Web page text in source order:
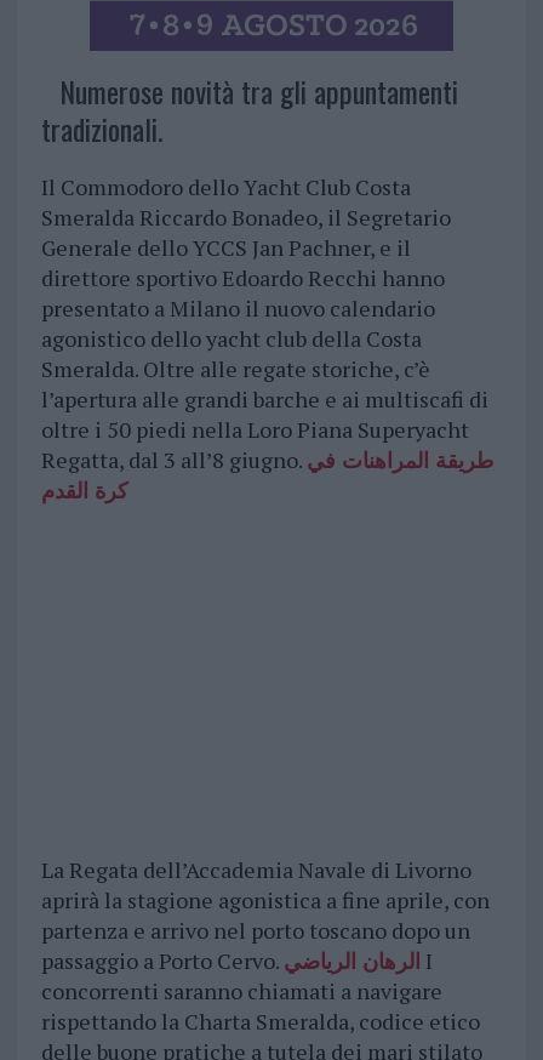
Numerose novità tra gli appuntamenti
tradizionali.
Il Commodoro dello Yacht Club Costa
Smeralda Riccardo Bonadeo, il Segretario
Generale dello YCCS Jan Pachner, e il
direttore sportivo Edoardo Recchi hanno
presentato a Milano il nuovo calendario
agonistico dello yacht club della Costa
Smeralda. Oltre alle regate storiche, c’è
l’apertura alle grandi barche e ai multiscafi di
oltre i 50 piedi nella Loro Piana Superyacht
Regatta, dal 3 all’8 giugno. طريقة المراهنات في
كرة القدم
La Regata dell’Accademia Navale di Livorno
aprirà la stagione agonistica a fine aprile, con
partenza e arrivo nel porto toscano dopo un
passaggio a Porto Cervo. الرهان الرياضي I
concorrenti saranno chiamati a navigare
rispettando la Charta Smeralda, codice etico
delle buone pratiche a tutela dei mari stilato